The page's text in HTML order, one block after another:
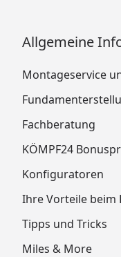
Allgemeine
Montageservice
Fachberatung
KÖMPF24
Konfiguratoren
Ihre Vorteile beim
Tipps und Tricks
Miles & More